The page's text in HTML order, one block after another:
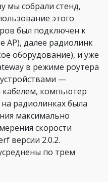
мы собрали стенд,
этого
был подключен к
AP), далее радиолинк
оборудование), и уже
в режиме роутера
—
компьютер
радиолинках была
максимально
скорости
версии 2.0.2.
по трем